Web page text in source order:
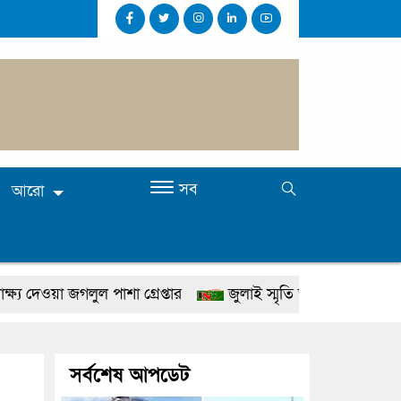
আরো সব
পাশা গ্রেপ্তার
জুলাই স্মৃতি জাদুঘর উদ্বোধন করবেন
স্বরাষ্ট্রমন্ত্রী
গাজীপুরে সাতজনকে হত্যার ঘটনায়
সর্বশেষ আপডেট